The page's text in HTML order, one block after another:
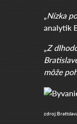
„Nízka
analytik
„Z
môže